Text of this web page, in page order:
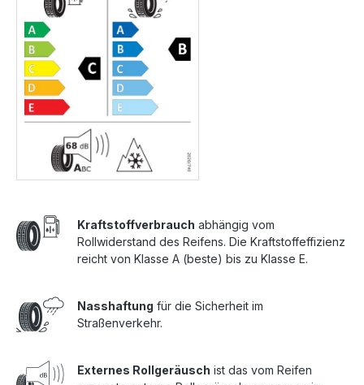
Kraftstoffverbrauch abhängig vom
Rollwiderstand des Reifens. Die Kraftstoffeffizienz
reicht von Klasse A (beste) bis zu Klasse E.
Nasshaftung für die Sicherheit im
Straßenverkehr.
Externes Rollgeräusch ist das vom Reifen